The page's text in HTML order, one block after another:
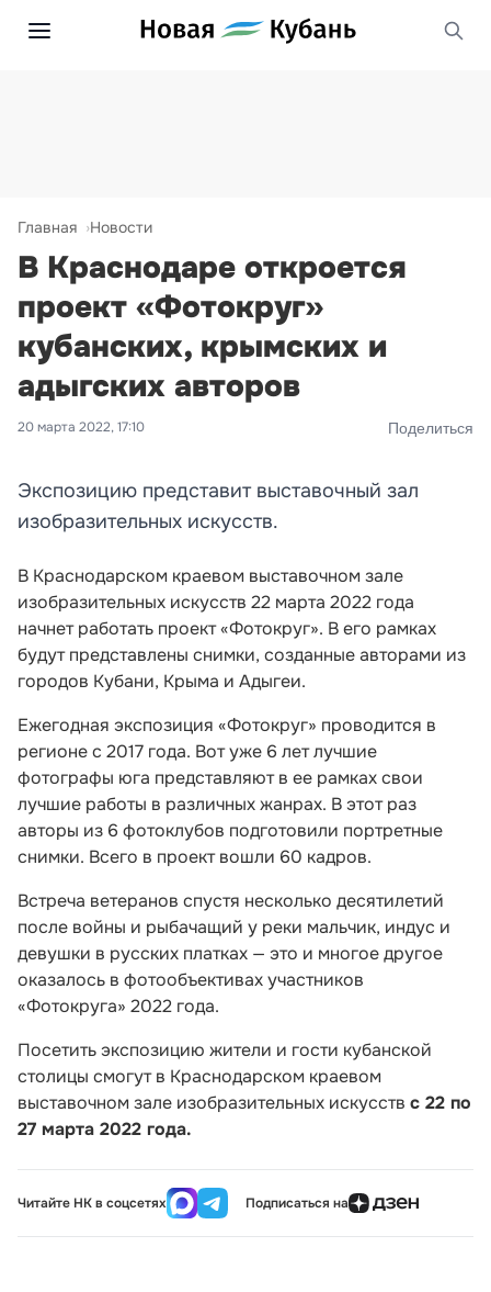
Главная Новости
В Краснодаре откроется
проект «Фотокруг»
кубанских, крымских и
адыгских авторов
20 марта 2022, 17:10 Поделиться
Экспозицию представит выставочный зал
изобразительных искусств.
В Краснодарском краевом выставочном зале
изобразительных искусств 22 марта 2022 года
начнет работать проект «Фотокруг». В его рамках
будут представлены снимки, созданные авторами из
городов Кубани, Крыма и Адыгеи.
Ежегодная экспозиция «Фотокруг» проводится в
регионе с 2017 года. Вот уже 6 лет лучшие
фотографы юга представляют в ее рамках свои
лучшие работы в различных жанрах. В этот раз
авторы из 6 фотоклубов подготовили портретные
снимки. Всего в проект вошли 60 кадров.
Встреча ветеранов спустя несколько десятилетий
после войны и рыбачащий у реки мальчик, индус и
девушки в русских платках — это и многое другое
оказалось в фотообъективах участников
«Фотокруга» 2022 года.
Посетить экспозицию жители и гости кубанской
столицы смогут в Краснодарском краевом
выставочном зале изобразительных искусств с 22 по
27 марта 2022 года.
Читайте НК в соцсетях Подписаться на